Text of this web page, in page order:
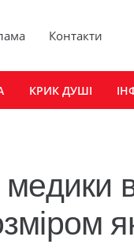
Контакти
КРИК ДУШІ